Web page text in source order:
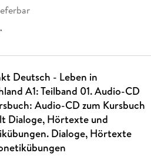
*
Deutsch - Leben in
A1: Teilband 01. Audio-CD
Audio-CD zum Kursbuch
Dialoge, Hörtexte und
Dialoge, Hörtexte